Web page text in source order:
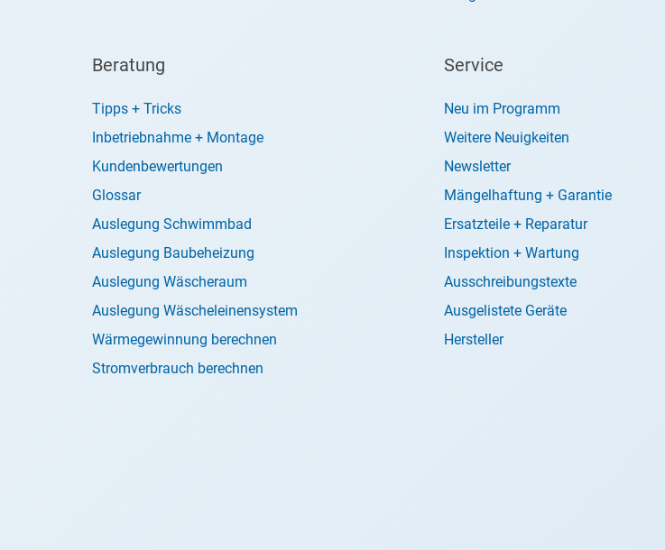
Beratung
Tipps + Tricks
Inbetriebnahme + Montage
Kundenbewertungen
Glossar
Auslegung Schwimmbad
Auslegung Baubeheizung
Auslegung Wäscheraum
Auslegung Wäscheleinensystem
Wärmegewinnung berechnen
Stromverbrauch berechnen
Service
Neu im Programm
Weitere Neuigkeiten
Newsletter
Mängelhaftung + Garantie
Ersatzteile + Reparatur
Inspektion + Wartung
Ausschreibungstexte
Ausgelistete Geräte
Hersteller